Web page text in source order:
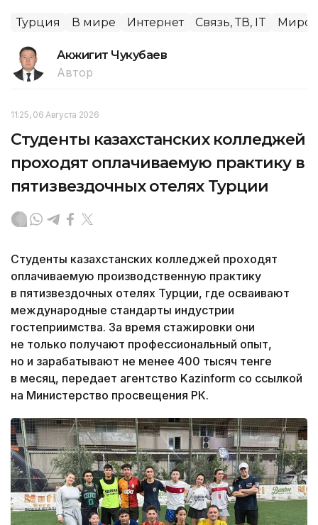
Турция В мире Интернет Связь, ТВ, IT
Акжигит Чукубаев
Автор
11:25, 06 Августа 2026
Студенты казахстанских колледжей
проходят оплачиваемую практику в
пятизвездочных отелях Турции
Студенты казахстанских колледжей проходят
оплачиваемую производственную практику
в пятизвездочных отелях Турции, где осваивают
международные стандарты индустрии
гостеприимства. За время стажировки они
не только получают профессиональный опыт,
но и зарабатывают не менее 400 тысяч тенге
в месяц, передает агентство Kazinform со ссылкой
на Министерство просвещения РК.